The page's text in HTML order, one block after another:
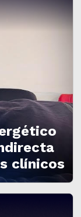
clínicos